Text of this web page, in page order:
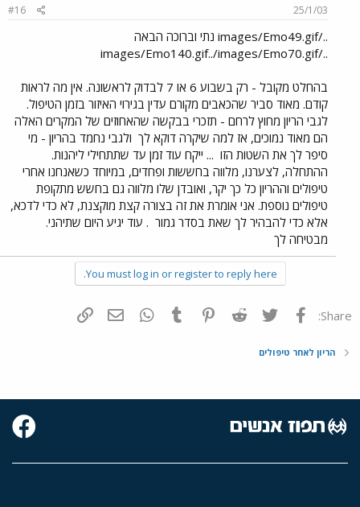
25/1/03
#16
../images/Emo49.gif נתי וברוכה הבאה
../images/Emo140.gif../images/Emo70.gif
בהחלט מקובל - רק בשבוע 6 או 7 לבדוק לראשונה. אין מה לראות
קודם. מאוד סביר שהכאבים מקורם עדין בגירוי האיזור בזמן הטיפול.
לגבי הריון מחוץ לרחם - תזכרי בבקשה שהאחוזים של המקרים האלה
הם מאוד נמוכים, אז למה שיקרה דוקא לך ולגבי נחמד בהריון - מי
סיפר לך את השטות הזו ... ייקח עוד זמן עד שתתחילי ליהנות.
ההתחלה, לצערנו, מלווה בחששות ופחדים, במיוחד כשאנחנו אחרי
טיפולים וההריון כל כך יקר, ואובדן שלו מלווה גם בחשש מתקופת
טיפולים נוספת. אני אומרת את זה בצורה קצת מוקצנת, לא כדי לדכא,
אלא כדי להבהיר לך שאת בסדר גמור . עוד יגיע היום שתיהני.
מבטיחה לך
You must log in or register to reply here.
Share: פייסבוק Twitter
Reddit
Pinterest
Tumblr
WhatsAppדואר אלקטרוני
הריון לאחר טיפולים